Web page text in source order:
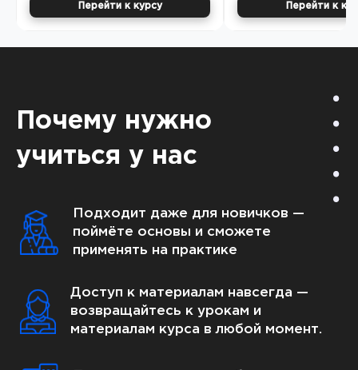
Перейти к курсу Перейти к
Почему нужно
учиться у нас
Подходит даже для новичков —
поймёте основы и сможете
применять на практике
Доступ к материалам навсегда —
возвращайтесь к урокам и
материалам курса в любой момент.